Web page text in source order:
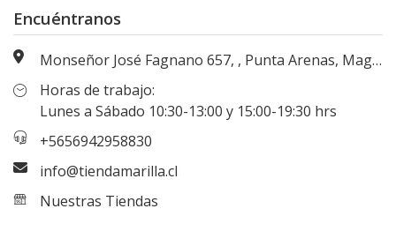
Encuéntranos
Monseñor José Fagnano 657, , Punta Arenas, Magallanes, Chile
Horas de trabajo:
Lunes a Sábado 10:30-13:00 y 15:00-19:30 hrs
+5656942958830
info@tiendamarilla.cl
Nuestras Tiendas